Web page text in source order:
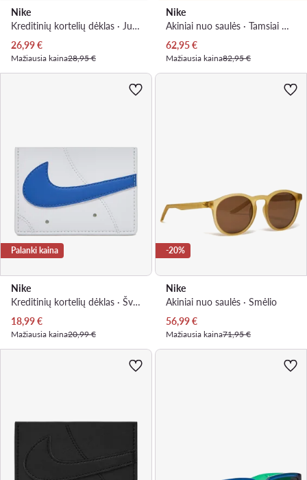
Nike
Kreditinių kortelių dėklas · Juoda
Dabartinė kaina
26,99€
Mažiausia kaina28,95 €
Nike
Akiniai nuo saulės · Tamsiai mėlyna
Dabartinė kaina
62,95€
Mažiausia kaina82,95 €
Palanki kaina
Nike
Kreditinių kortelių dėklas · Šviesiai mėlyna
Dabartinė kaina
18,99€
Mažiausia kaina20,99 €
-20%
Nike
Akiniai nuo saulės · Smėlio
Dabartinė kaina
56,99€
Mažiausia kaina71,95 €